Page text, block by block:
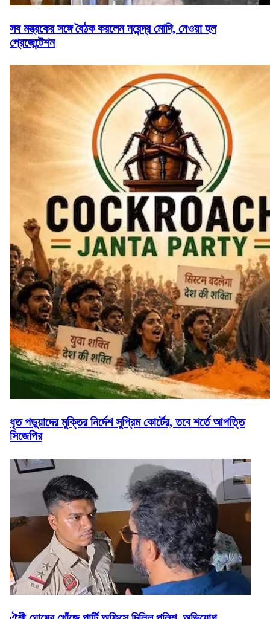
সব মন্ত্রকের সঙ্গে বৈঠক করলেন নরেন্দ্র মোদি, নেওয়া হল
প্রেজেন্টেশন
ধৃত পড়ুয়াদের মুক্তির নির্দেশ সুপ্রিম কোর্টের, তবে শর্তে আপত্তি
সিজেপির